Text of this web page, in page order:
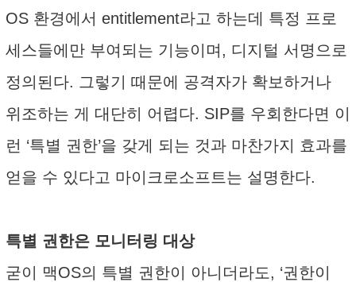
OS 환경에서 entitlement라고 하는데 특정 프로
세스들에만 부여되는 기능이며, 디지털 서명으로
정의된다. 그렇기 때문에 공격자가 확보하거나
위조하는 게 대단히 어렵다. SIP를 우회한다면 이
런 ‘특별 권한’을 갖게 되는 것과 마찬가지 효과를
얻을 수 있다고 마이크로소프트는 설명한다.
특별 권한은 모니터링 대상
굳이 맥OS의 특별 권한이 아니더라도, ‘권한이